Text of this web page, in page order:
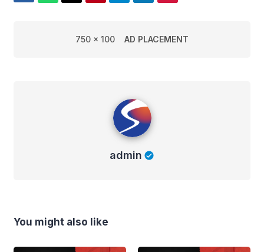
750 x 100 AD PLACEMENT
admin
You might also like